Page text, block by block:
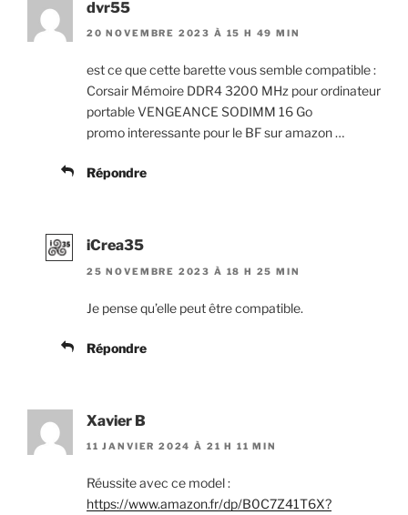
dvr55
20 NOVEMBRE 2023 À 15 H 49 MIN
est ce que cette barette vous semble compatible :
Corsair Mémoire DDR4 3200 MHz pour ordinateur
portable VENGEANCE SODIMM 16 Go
promo interessante pour le BF sur amazon …
Répondre
iCrea35
25 NOVEMBRE 2023 À 18 H 25 MIN
Je pense qu’elle peut être compatible.
Répondre
Xavier B
11 JANVIER 2024 À 21 H 11 MIN
Réussite avec ce model :
https://www.amazon.fr/dp/B0C7Z41T6X?